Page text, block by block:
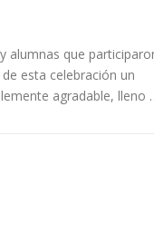
alumnas que
esta celebración un
agradable, lleno